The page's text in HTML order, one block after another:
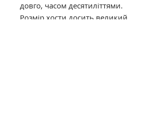
довго, часом десятиліттями.
Розмір хости досить великий.